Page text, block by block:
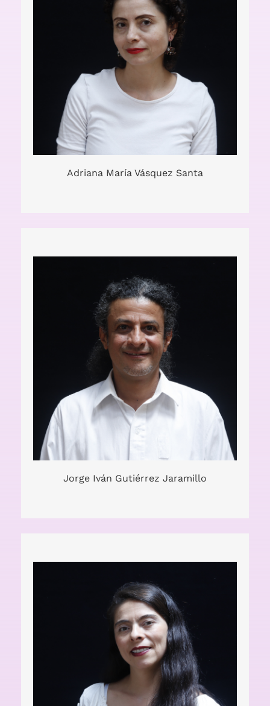
Adriana María Vásquez Santa
Jorge Iván Gutiérrez Jaramillo
Actor, director, diseñador
creativo, gestor y formador.
Actriz, directora, dramaturga,